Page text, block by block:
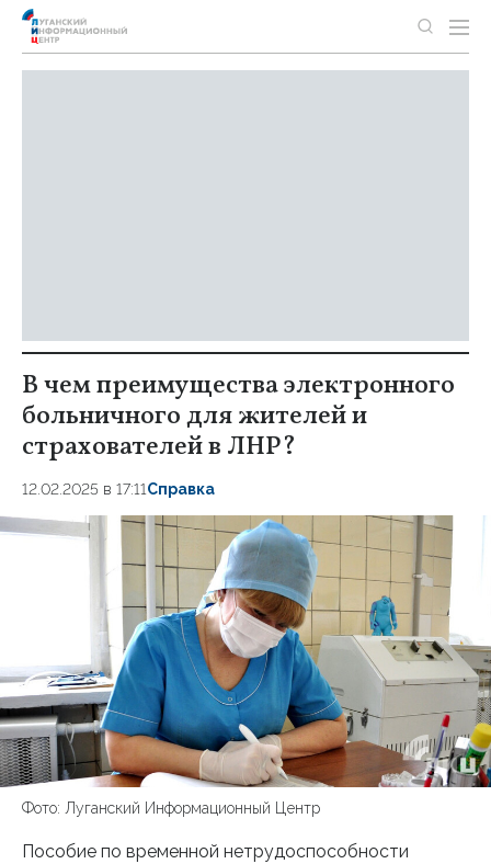
В чем преимущества электронного
больничного для жителей и
страхователей в ЛНР?
12.02.2025 в 17:11Справка
Фото: Луганский Информационный Центр
Пособие по временной нетрудоспособности